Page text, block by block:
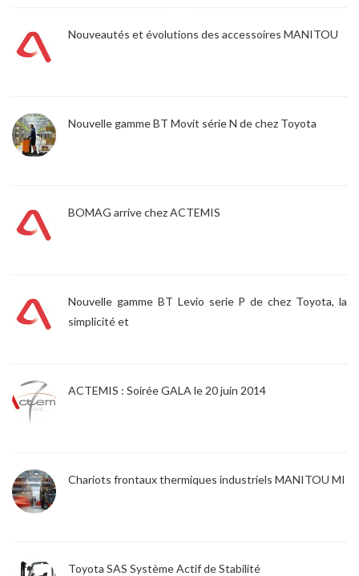
Nouveautés et évolutions des accessoires MANITOU
Nouvelle gamme BT Movit série N de chez Toyota
BOMAG arrive chez ACTEMIS
Nouvelle gamme BT Levio serie P de chez Toyota, la
simplicité et
ACTEMIS : Soirée GALA le 20 juin 2014
Chariots frontaux thermiques industriels MANITOU MI
Toyota SAS Système Actif de Stabilité